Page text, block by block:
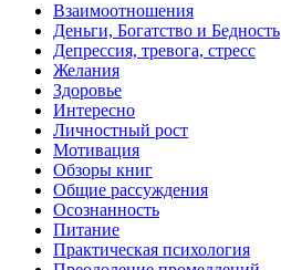
Взаимоотношения
Деньги, Богатство и Бедность
Депрессия, тревога, стресс
Желания
Здоровье
Интересно
Личностный рост
Мотивация
Обзоры книг
Общие рассуждения
Осознанность
Питание
Практическая психология